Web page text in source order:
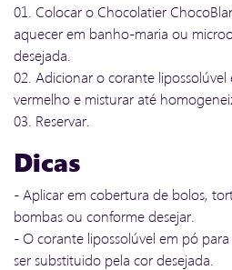
01. Colocar o Chocolatier
aquecer em banho-maria ou
desejada.
02. Adicionar o corante
vermelho e misturar até
03. Reservar.
Dicas
- Aplicar em cobertura de bolos,
bombas ou conforme desejar.
- O corante lipossolúvel em pó
ser substituido pela cor desejada.